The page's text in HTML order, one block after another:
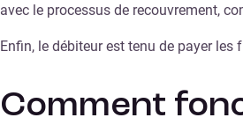
avec le processus de recouvrement,
Enfin, le débiteur est tenu de payer
Comment